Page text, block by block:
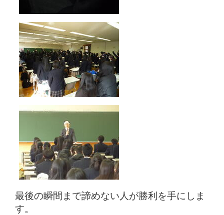
最後の瞬間まで諦めない人が勝利を手にしま
す。